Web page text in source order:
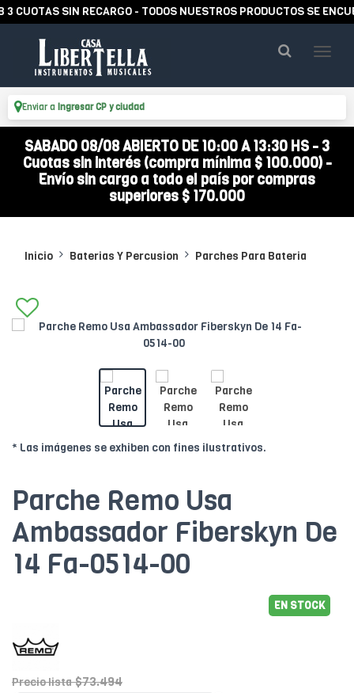
SIN RECARGO - TODOS NUESTROS PRODUCTOS SE
Enviar a Ingresar CP y ciudad
SABADO 08/08 ABIERTO DE 10:00 A 13:30 HS - 3
Cuotas sin interés (compra mínima $ 100.000) -
Envío sin cargo a todo el país por compras
superiores $ 170.000
Inicio Baterias Y Percusion Parches Para Bateria
* Las imágenes se exhiben con fines ilustrativos.
Parche Remo Usa
Ambassador Fiberskyn De
14 Fa-0514-00
EN STOCK
Precio lista $73.494